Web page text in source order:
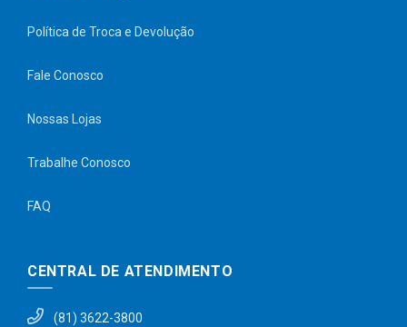
Política de Troca e Devolução
Fale Conosco
Nossas Lojas
Trabalhe Conosco
FAQ
CENTRAL DE ATENDIMENTO
(81) 3622-3800